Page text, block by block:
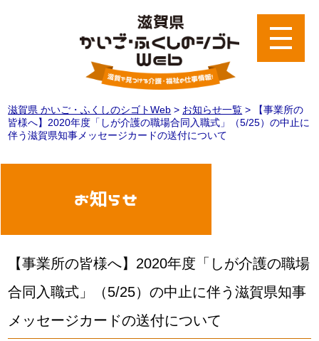
滋賀県 かいご・ふくしのシゴトWeb > お知らせ一覧 >
【事業所の
皆様へ】2020年度「しが介護の職場合同入職式」（5/25）の中止に
伴う滋賀県知事メッセージカードの送付について
お知らせ
【事業所の皆様へ】2020年度「しが介護の職場
合同入職式」（5/25）の中止に伴う滋賀県知事
メッセージカードの送付について